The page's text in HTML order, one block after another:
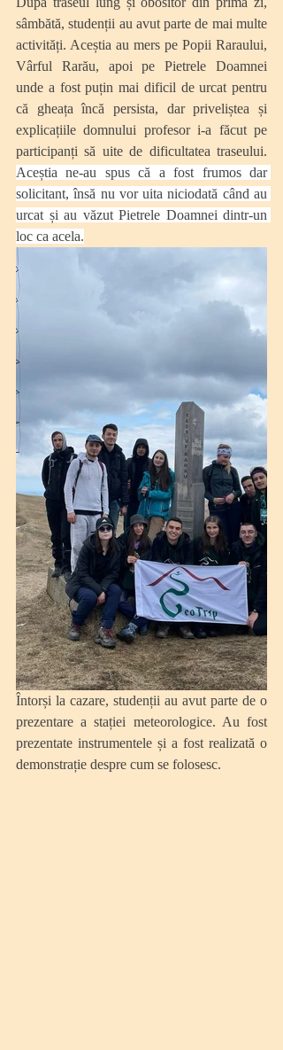
sâmbătă, studenții au avut parte de mai multe
activități. Aceștia au mers pe Popii Raraului,
Vârful Rarău, apoi pe Pietrele Doamnei
unde a fost puțin mai dificil de urcat pentru
că gheața încă persista, dar priveliștea și
explicațiile domnului profesor i-a făcut pe
Aceștia ne-au spus că a fost frumos dar
solicitant, însă nu vor uita niciodată când au
urcat și au văzut Pietrele Doamnei dintr-un
loc ca acela.
Întorși la cazare, studenții au avut parte de o
prezentare a stației meteorologice. Au fost
prezentate instrumentele și a fost realizată o
demonstrație despre cum se folosesc.